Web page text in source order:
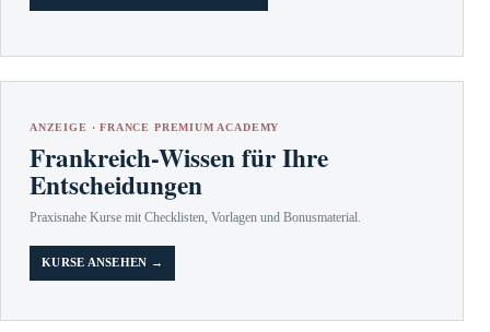
ANZEIGE · FRANCE PREMIUM ACADEMY
Frankreich-Wissen für Ihre
Entscheidungen
Praxisnahe Kurse mit Checklisten, Vorlagen und Bonusmaterial.
KURSE ANSEHEN →